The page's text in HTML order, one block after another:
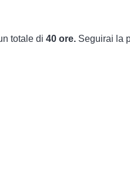
totale di 40 ore. Seguirai la